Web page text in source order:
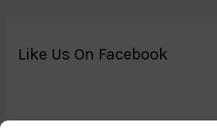
Like Us On Facebook